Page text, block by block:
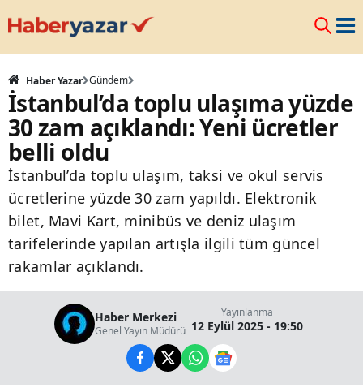
Haber Yazar Gündem
İstanbul’da toplu ulaşıma yüzde
30 zam açıklandı: Yeni ücretler
belli oldu
İstanbul’da toplu ulaşım, taksi ve okul servis
ücretlerine yüzde 30 zam yapıldı. Elektronik
bilet, Mavi Kart, minibüs ve deniz ulaşım
tarifelerinde yapılan artışla ilgili tüm güncel
rakamlar açıklandı.
Haber Merkezi
Genel Yayın Müdürü
Yayınlanma
12 Eylül 2025 - 19:50